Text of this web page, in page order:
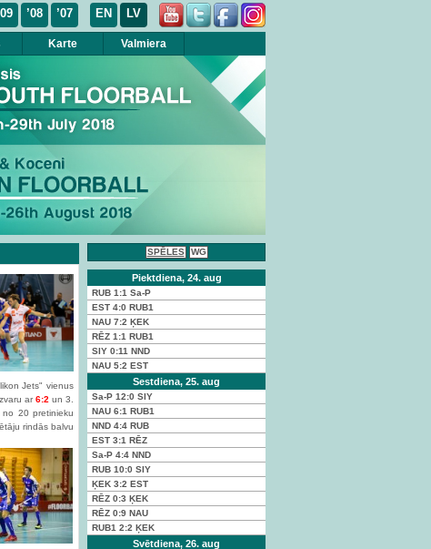
LV
EN
’07
’08
Karte Valmiera
SPĒLES WG
Piektdiena, 24. aug
RUB 1:1 Sa-P
EST 4:0 RUB1
NAU 7:2 ĶEK
RĒZ 1:1 RUB1
SIY 0:11 NND
NAU 5:2 EST
Sestdiena, 25. aug
Sa-P 12:0 SIY
NAU 6:1 RUB1
NND 4:4 RUB
EST 3:1 RĒZ
Sa-P 4:4 NND
RUB 10:0 SIY
ĶEK 3:2 EST
RĒZ 0:3 ĶEK
RĒZ 0:9 NAU
RUB1 2:2 ĶEK
Svētdiena, 26. aug
Jets" vienus
ar6:2 un 3.
20 pretinieku
rindās balvu